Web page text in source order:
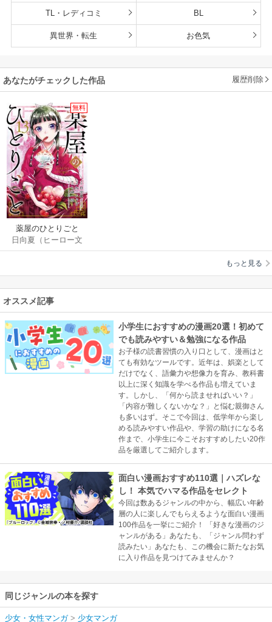
TL・レディコミ BL
異世界・転生 お色気
あなたがチェックした作品 履歴削除
無料
薬屋のひとりごと
日向夏（ヒーロー文
庫／イマジカインフ
ゲ/七緒一綺/しの
とうこ
もっと見る
オススメ記事
小学生におすすめの漫画20選！初めて
でも読みやすい＆勉強になる作品
お子様の読書習慣の入り口として、漫画はと
ても有効なツールです。近年は、娯楽として
だけでなく、語彙力や想像力を育み、教科書
以上に深く知識を学べる作品も増えていま
す。しかし、「何から読ませればいい？」
「内容が難しくないかな？」と悩む親御さん
も多いはず。そこで今回は、低学年から楽し
める読みやすい作品や、学習の助けになる名
作まで、小学生に今こそおすすめしたい20作
品を厳選してご紹介します。
面白い漫画おすすめ110選｜ハズレな
し！ 本気でハマる作品をセレクト
今回は数あるジャンルの中から、幅広い年齢
層の人に楽しんでもらえるような面白い漫画
100作品を一挙にご紹介！ 「好きな漫画のジ
ャンルがある」あなたも、「ジャンル問わず
読みたい」あなたも、この機会に新たなお気
に入り作品を見つけてみませんか？
同じジャンルの本を探す
少女・女性マンガ> 少女マンガ